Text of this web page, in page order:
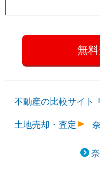
不動産の比較サイト
土地売却・査定